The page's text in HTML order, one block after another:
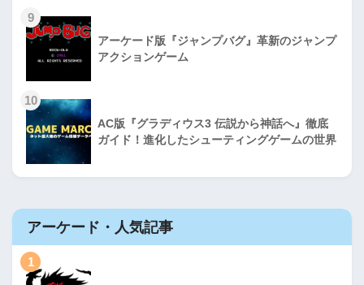
9
アーケード版『ジャンプバグ』革新のジャンプ
アクションゲーム
10
AC版『グラディウス3 伝説から神話へ』徹底
ガイド！進化したシューティングゲームの世界
アーケード・人気記事
1